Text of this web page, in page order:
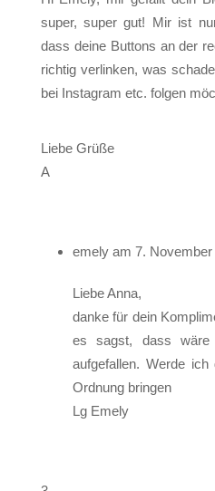
super, super gut! Mir ist
dass deine Buttons an der
richtig verlinken, was
bei Instagram etc. folgen
Liebe Grüße
A
emely am 7. November
Liebe Anna,
danke für dein
es sagst, dass
aufgefallen. Werde
Ordnung bringen
Lg Emely